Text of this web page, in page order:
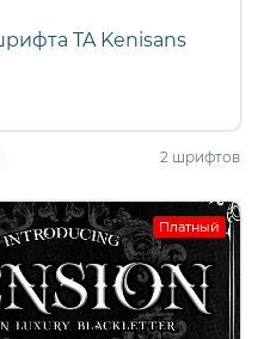
2 шрифтов
Платный